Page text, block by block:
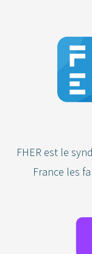
FHER est le
France les